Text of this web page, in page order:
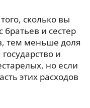
сколько вы
братьев и сестер
тем меньше доля
и
но если
этих расходов